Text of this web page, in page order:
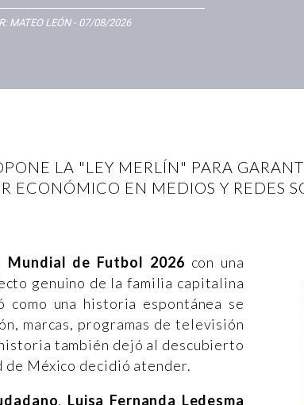
MATEO LEÓN- 07/08/2026
LA "LEY MERLÍN" PARA
ECONÓMICO EN MEDIOS Y REDES
Mundial de Futbol 2026 con una
genuino de la familia capitalina
como una historia espontánea se
marcas, programas de televisión
también dejó al descubierto
de México decidió atender.
, Luisa Fernanda Ledesma